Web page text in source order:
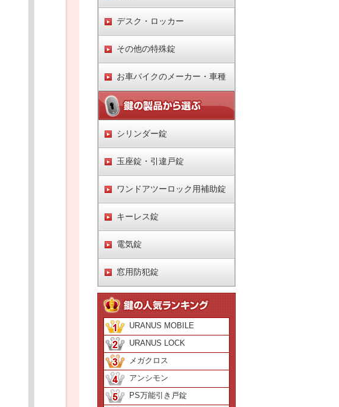
デスク・ロッカー
その他の特殊錠
お車バイクのメーカー・車種
シリンダー錠
玉座錠・引違戸錠
ワンドアツーロック用補助錠
キーレス錠
電気錠
窓用防犯錠
URANUS MOBILE
URANUS LOCK
メガクロス
アンシモン
PS万能引き戸錠